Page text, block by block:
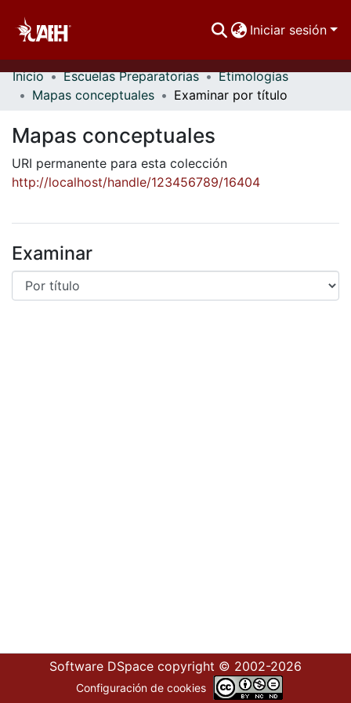
Iniciar sesión
Comunidades
Estadísticas
Inicio Escuelas Preparatorias
Etimologías
Mapas conceptuales
Examinar por título
Mapas conceptuales
URI permanente para esta colección
http://localhost/handle/123456789/16404
Examinar
Software DSpace copyright © 2002-2026
Configuración de cookies